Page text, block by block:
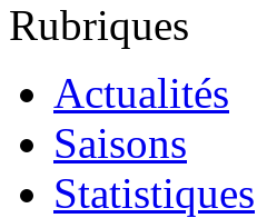
Rubriques
Actualités
Saisons
Statistiques